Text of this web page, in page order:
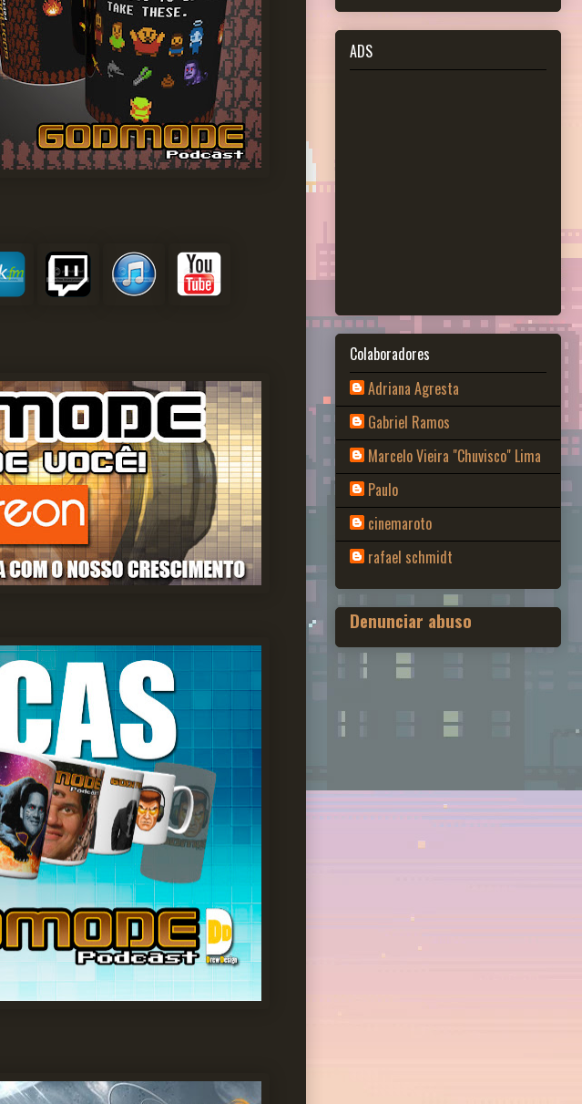
ADS
Colaboradores
Adriana Agresta
Gabriel Ramos
Marcelo Vieira "Chuvisco" Lima
Paulo
cinemaroto
rafael schmidt
Denunciar abuso